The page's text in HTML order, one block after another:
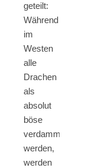
geteilt:
Während
im
Westen
alle
Drachen
als
absolut
böse
verdammt
werden,
werden